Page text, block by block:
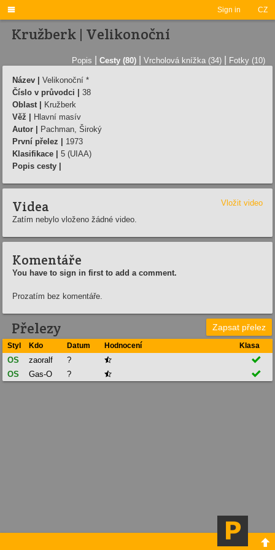
Sign in CZ

Kružberk | Velikonoční
Popis Cesty (80) Vrcholová knížka (34) Fotky (10)
Název |
Velikonoční *
Číslo v průvodci |
38
Oblast |
Kružberk
Věž |
Hlavní masív
Autor |
Pachman, Široký
První přelez |
1973
Klasifikace |
5 (UIAA)
Popis cesty |
Videa
Vložit video
Zatím nebylo vloženo žádné video.
Komentáře
You have to sign in first to add a comment.
Prozatím bez komentáře.
Přelezy Zapsat přelez
Styl Kdo Datum Hodnocení Klasa
OS zaoralf ? 

OS
Gas-O ?  
